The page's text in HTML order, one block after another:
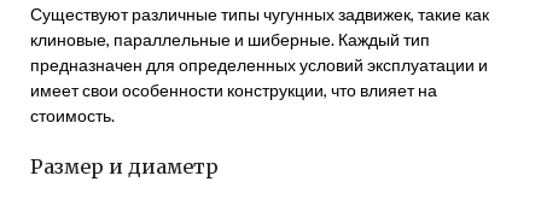
Существуют различные типы чугунных задвижек, такие как
клиновые, параллельные и шиберные. Каждый тип
предназначен для определенных условий эксплуатации и
имеет свои особенности конструкции, что влияет на
стоимость.
Размер и диаметр